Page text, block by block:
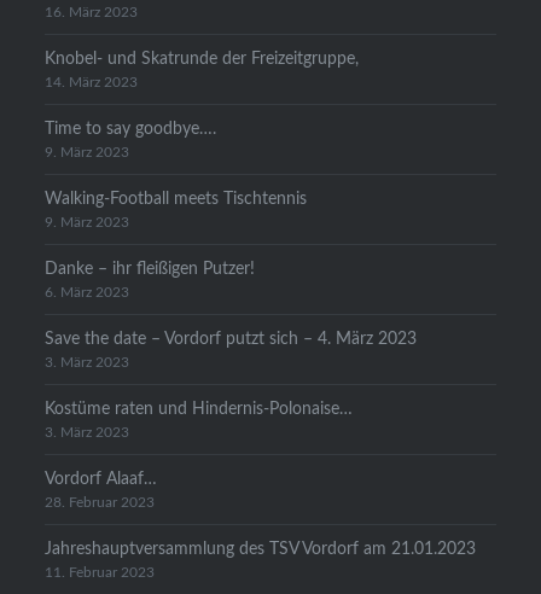
16. März 2023
Knobel- und Skatrunde der Freizeitgruppe,
14. März 2023
Time to say goodbye….
9. März 2023
Walking-Football meets Tischtennis
9. März 2023
Danke – ihr fleißigen Putzer!
6. März 2023
Save the date – Vordorf putzt sich – 4. März 2023
3. März 2023
Kostüme raten und Hindernis-Polonaise…
3. März 2023
Vordorf Alaaf…
28. Februar 2023
Jahreshauptversammlung des TSV Vordorf am 21.01.2023
11. Februar 2023